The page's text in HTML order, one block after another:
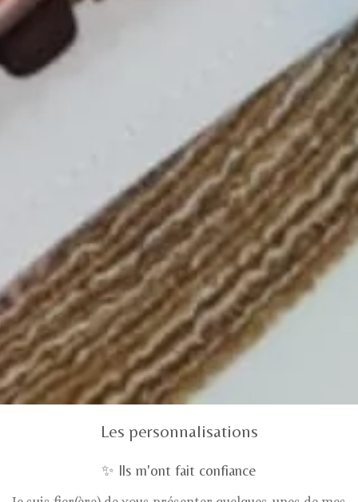
Les personnalisations
✨ Ils m'ont fait confiance